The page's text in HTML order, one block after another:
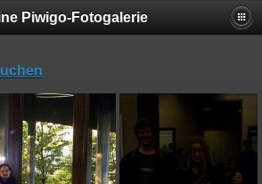
Piwigo-Fotogalerie